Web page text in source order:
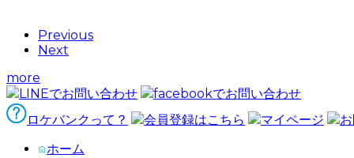
Previous
Next
more
LINEでお問い合わせ
facebookでお問い合わせ
ロケバンクって？
会員登録はこちら マイページ
ホーム